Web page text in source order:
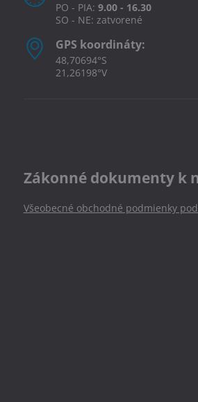
PO - PIA: 9.00 - 16.30
SO - NE: zatvorené
GPS koordináty:
48,70694°S
21,26198°V
Zákonné dokumenty k
Všeobecné obchodné podmienky